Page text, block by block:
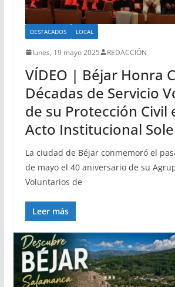
DESTACADOS LOCAL
lunes, 19 mayo 2025 REDACCIÓN
VÍDEO | Béjar Honra
Décadas de Servicio
de su Protección Civil
Acto Institucional
La ciudad de Béjar conmemoró el
de mayo el 40 aniversario de su
Voluntarios de
Leer más